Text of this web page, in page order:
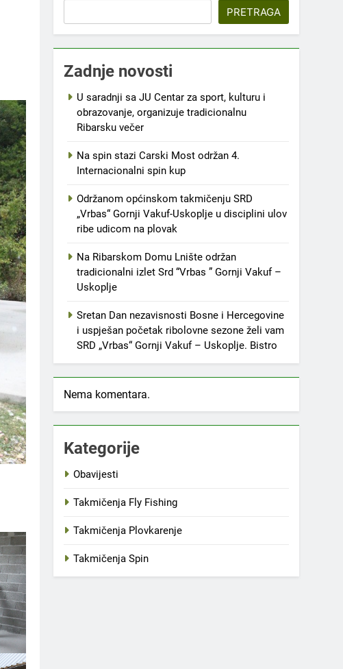
PRETRAGA
Zadnje novosti
U saradnji sa JU Centar za sport, kulturu i
obrazovanje, organizuje tradicionalnu
Ribarsku večer
Na spin stazi Carski Most održan 4.
Internacionalni spin kup
Održanom općinskom takmičenju SRD
„Vrbas“ Gornji Vakuf-Uskoplje u disciplini ulov
ribe udicom na plovak
Na Ribarskom Domu Lnište održan
tradicionalni izlet Srd “Vrbas ” Gornji Vakuf –
Uskoplje
Sretan Dan nezavisnosti Bosne i Hercegovine
i uspješan početak ribolovne sezone želi vam
SRD „Vrbas“ Gornji Vakuf – Uskoplje. Bistro
Nema komentara.
Kategorije
Obavijesti
Takmičenja Fly Fishing
Takmičenja Plovkarenje
Takmičenja Spin